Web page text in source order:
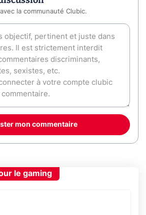
la communauté Clubic.
mon commentaire
le gaming